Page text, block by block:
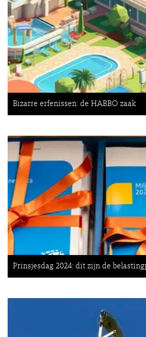
Bizarre erfenissen: de HABBO zaak
Prinsjesdag 2024: dit zijn de